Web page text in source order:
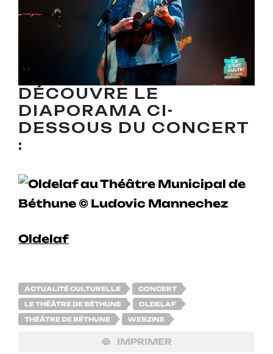
DÉCOUVRE LE
DIAPORAMA CI-
DESSOUS DU CONCERT
:
Oldelaf
ACTUALITÉ CULTURELLE CONCERT
LE THÉÂTRE DE BÉTHUNE OLDELAF
THÉÂTRE DE BÉTHUNE WEBZINE
IMPRIMER